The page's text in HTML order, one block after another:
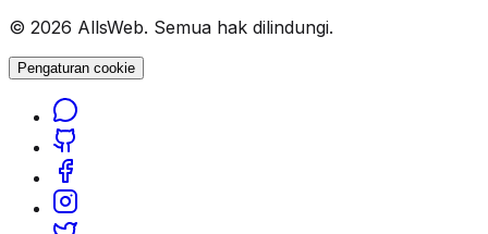
© 2026 AllsWeb. Semua hak dilindungi.
Pengaturan cookie